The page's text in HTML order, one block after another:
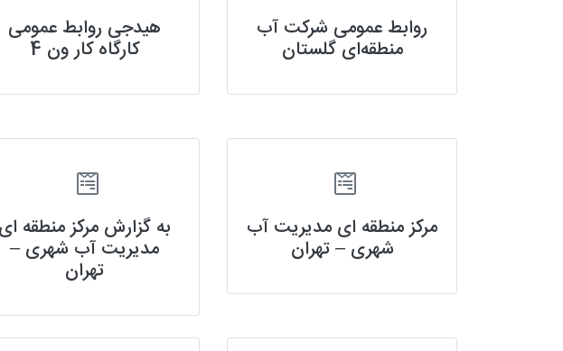
روابط عمومی شرکت‌ آب
منطقه‌ای گلستان
هیدجی روابط عمومی
کارگاه کار ون 4
مرکز منطقه ای مدیریت آب
شهری – تهران
به گزارش مرکز منطقه ای
مدیریت آب شهری –
تهران